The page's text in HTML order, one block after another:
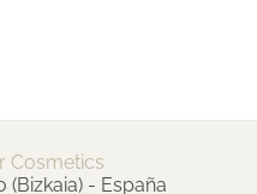
Cosmetics
(Bizkaia) - España